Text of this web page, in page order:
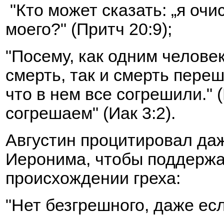
"Кто может сказать: „я
моего?" (Притч 20:9);
"Посему, как одним
смерть, так и смерть
что в нем все согрешили."
согрешаем" (Иак 3:2).
Августин процитировал
Иеронима, чтобы
происхождении греха:
"Нет безгрешного, даже